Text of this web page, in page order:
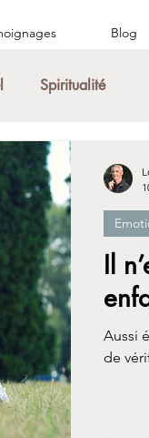
Blog
Spiritualité
Il
Aussi